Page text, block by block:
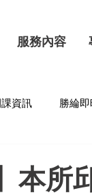
服務內容
資訊 勝綸
本